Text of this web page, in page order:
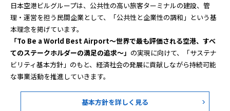
日本空港ビルグループは、公共性の高い旅客ターミナルの建設、管
理・運営を担う民間企業として、「公共性と企業性の調和」という基
本理念を掲げています。
「To Be a World Best Airport～世界で最も評価される空港、すべ
てのステークホルダーの満足の追求～」 の実現に向けて、「サステナ
ビリティ基本方針」のもと、経済社会の発展に貢献しながら持続可能
な事業活動を推進していきます。
基本方針を詳しく見る